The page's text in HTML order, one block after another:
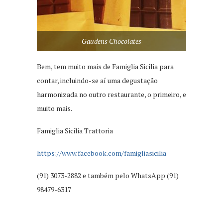
Gaudens Chocolates
Bem, tem muito mais de Famiglia Sicilia para
contar, incluindo-se aí uma degustação
harmonizada no outro restaurante, o primeiro, e
muito mais.
Famiglia Sicilia Trattoria
https://www.facebook.com/famigliasicilia
(91) 3073-2882 e também pelo WhatsApp (91)
98479-6317